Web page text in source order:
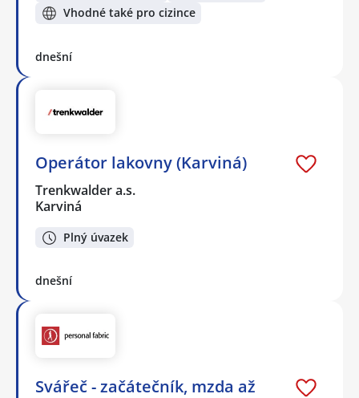
Vhodné také pro cizince
dnešní
Operátor lakovny (Karviná)
Trenkwalder a.s.
Karviná
Plný úvazek
dnešní
Svářeč - začátečník, mzda až